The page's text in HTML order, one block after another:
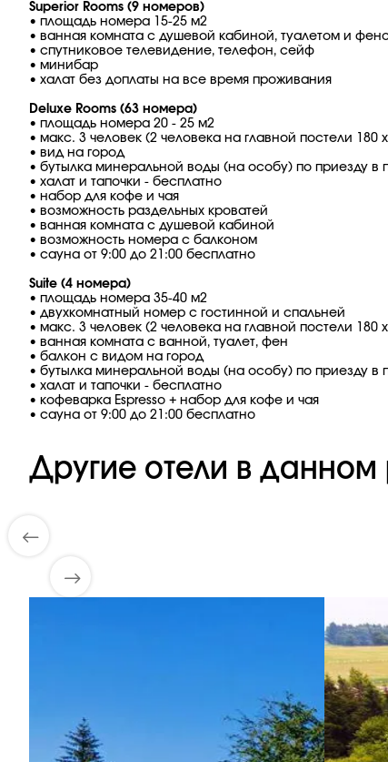
Superior Rooms (9 номеров)
• площадь номера 15-25 м2
• ванная комната с душевой кабиной, туалетом и
• спутниковое телевидение, телефон, сейф
• минибар
• халат без доплаты на все время проживания
Deluxe Rooms (63 номера)
• площадь номера 20 - 25 м2
• макс. 3 человек (2 человека на главной постели
• вид на город
• бутылка минеральной воды (на особу) по приезду в
• халат и тапочки - бесплатно
• набор для кофе и чая
• возможность раздельных кроватей
• ванная комната с душевой кабиной
• возможность номера с балконом
• сауна от 9:00 до 21:00 бесплатно
Suite (4 номера)
• площадь номера 35-40 м2
• двухкомнатный номер с гостинной и спальней
• макс. 3 человек (2 человека на главной постели
• ванная комната с ванной, туалет, фен
• балкон с видом на город
• бутылка минеральной воды (на особу) по приезду в
• халат и тапочки - бесплатно
• кофеварка Espresso + набор для кофе и чая
• сауна от 9:00 до 21:00 бесплатно
Другие отели в данном